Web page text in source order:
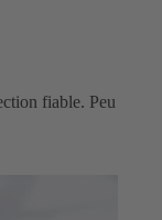
fiable. Peu